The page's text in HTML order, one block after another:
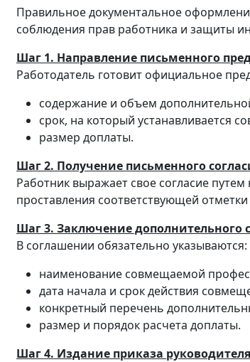
Правильное документальное
соблюдения прав работника и защиты
Шаг 1. Направление письменного
Работодатель готовит официальное
содержание и объем
срок, на который устанавливается
размер доплаты.
Шаг 2. Получение письменного
Работник выражает свое согласие
проставления соответствующей
Шаг 3. Заключение дополнительного
В соглашении обязательно указываются:
наименование совмещаемой
дата начала и срок действия
конкретный перечень
размер и порядок расчета доплаты.
Шаг 4. Издание приказа